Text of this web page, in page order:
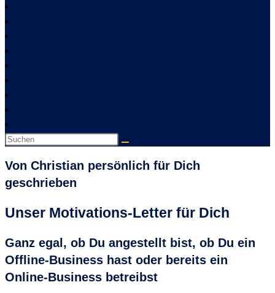
Von Christian persönlich für Dich
geschrieben
Unser Motivations-Letter für Dich
Ganz egal, ob Du angestellt bist, ob Du ein
Offline-Business hast oder bereits ein
Online-Business betreibst